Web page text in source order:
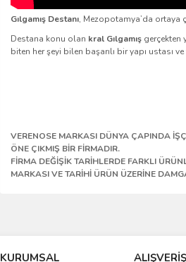
Gılgamış Destanı, Mezopotamya’da ortaya
Destana konu olan kral Gılgamış gerçekten
biten her şeyi bilen başarılı bir yapı ustası
VERENOSE MARKASI DÜNYA ÇAPINDA
ÖNE ÇIKMIŞ BİR FİRMADIR.
FİRMA DEĞİŞİK TARİHLERDE FARKLI
MARKASI VE TARİHİ ÜRÜN ÜZERİNE
Ürün resmi kalitesiz, bozuk veya
KURUMSAL ALIŞVERİŞ